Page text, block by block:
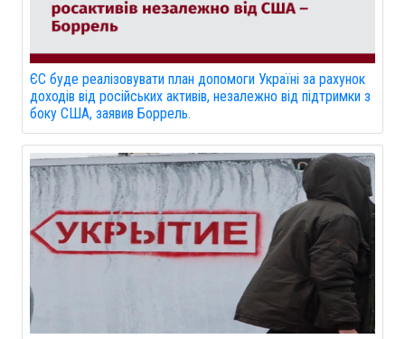
ЄС буде реалізовувати план допомоги Україні за рахунок
доходів від російських активів, незалежно від підтримки з
боку США, заявив Боррель.